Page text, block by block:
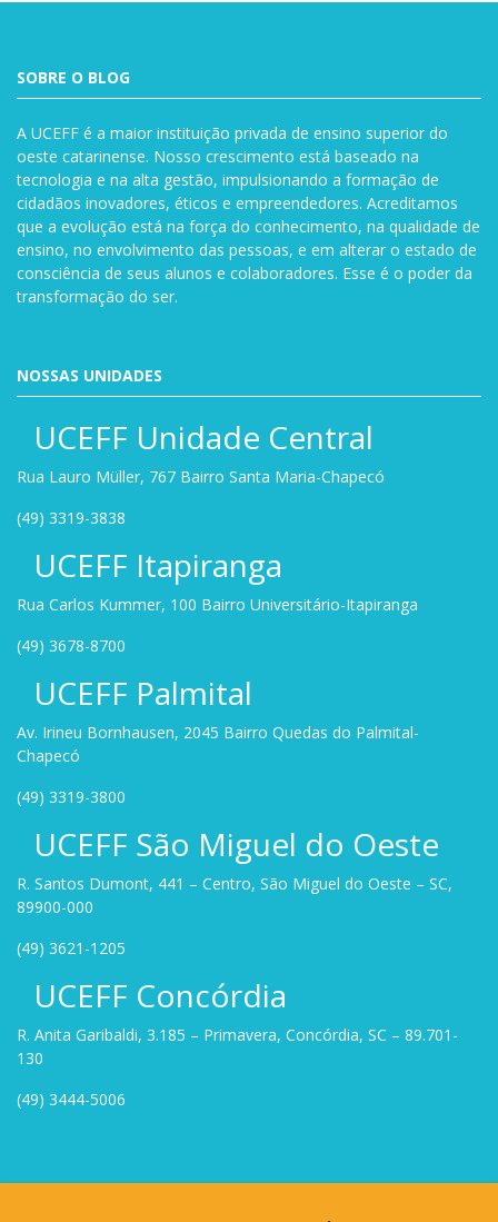
SOBRE O BLOG
A UCEFF é a maior instituição privada de ensino superior do
oeste catarinense. Nosso crescimento está baseado na
tecnologia e na alta gestão, impulsionando a formação de
cidadãos inovadores, éticos e empreendedores. Acreditamos
que a evolução está na força do conhecimento, na qualidade de
ensino, no envolvimento das pessoas, e em alterar o estado de
consciência de seus alunos e colaboradores. Esse é o poder da
transformação do ser.
NOSSAS UNIDADES
UCEFF Unidade Central
Rua Lauro Müller, 767 Bairro Santa Maria-Chapecó
(49) 3319-3838
UCEFF Itapiranga
Rua Carlos Kummer, 100 Bairro Universitário-Itapiranga
(49) 3678-8700
UCEFF Palmital
Av. Irineu Bornhausen, 2045 Bairro Quedas do Palmital-
Chapecó
(49) 3319-3800
UCEFF São Miguel do Oeste
R. Santos Dumont, 441 – Centro, São Miguel do Oeste – SC,
89900-000
(49) 3621-1205
UCEFF Concórdia
R. Anita Garibaldi, 3.185 – Primavera, Concórdia, SC – 89.701-
130
(49) 3444-5006